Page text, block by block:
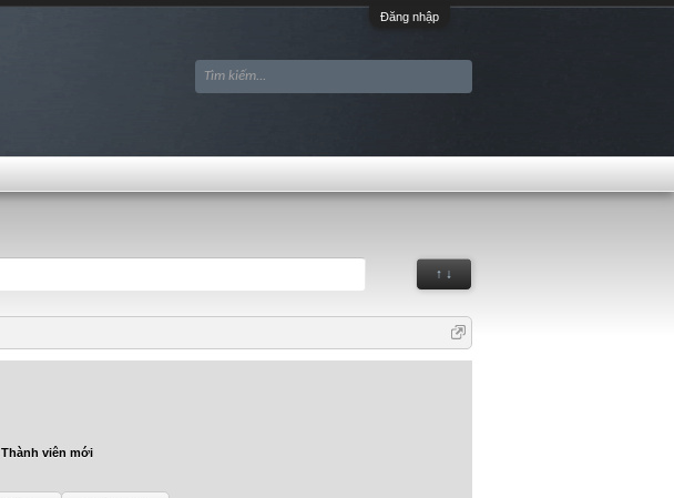
Đăng nhập
↑ ↓
Thành viên mới